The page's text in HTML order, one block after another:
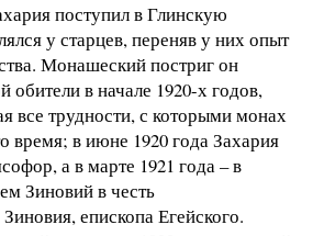
поступил в Глинскую
у старцев, переняв у них опыт
Монашеский постриг он
обители в начале 1920-х годов,
все трудности, с которыми монах
время; в июне 1920 года Захария
а в марте 1921 года – в
Зиновий в честь
епископа Егейского.